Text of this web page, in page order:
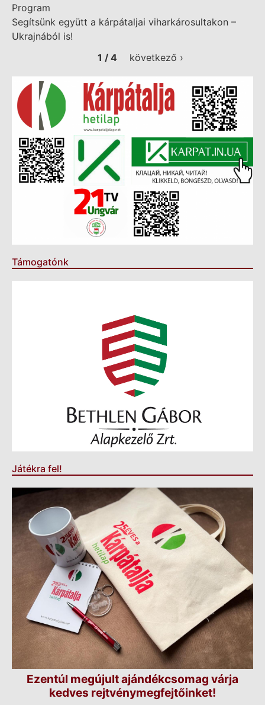
Program
Segítsünk együtt a kárpátaljai viharkárosultakon –
Ukrajnából is!
1 / 4
következő ›
Támogatónk
Játékra fel!
Ezentúl megújult ajándékcsomag várja
kedves rejtvénymegfejtőinket!